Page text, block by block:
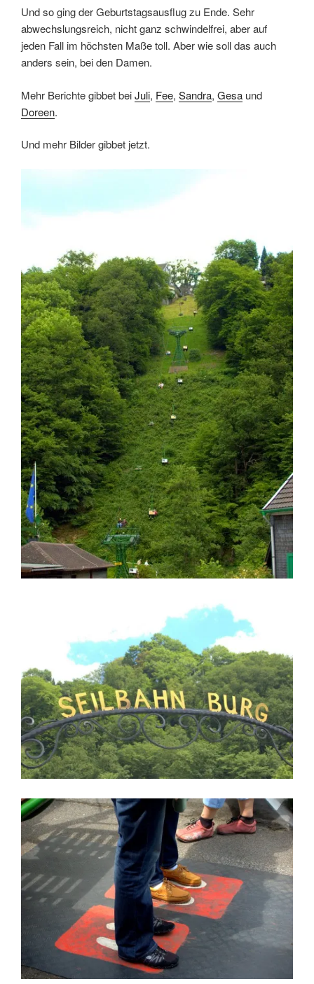
Und so ging der Geburtstagsausflug zu Ende. Sehr
abwechslungsreich, nicht ganz schwindelfrei, aber auf
jeden Fall im höchsten Maße toll. Aber wie soll das auch
anders sein, bei den Damen.
Mehr Berichte gibbet beiJuli, Fee, Sandra, Gesa und
Doreen.
Und mehr Bilder gibbet jetzt.